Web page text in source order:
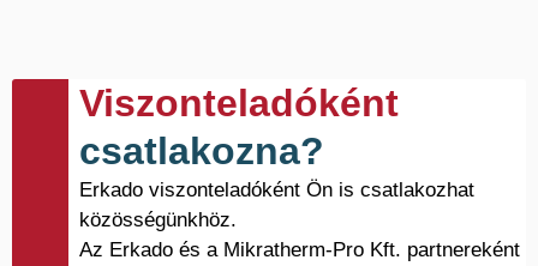
Viszonteladóként
csatlakozna?
Erkado viszonteladóként Ön is csatlakozhat
közösségünkhöz.
Az Erkado és a Mikratherm-Pro Kft. partnereként